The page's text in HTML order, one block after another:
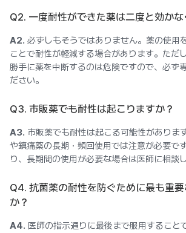
Q2. 一度耐性ができた薬は二度と効かな
A2. 必ずしもそうではありません。薬の使用
ことで耐性が軽減する場合があります。ただ
勝手に薬を中断するのは危険ですので、必ず
ださい。
Q3. 市販薬でも耐性は起こりますか？
A3. 市販薬でも耐性は起こる可能性がありま
や鎮痛薬の長期・頻回使用では注意が必要で
り、長期間の使用が必要な場合は医師に相談
Q4. 抗菌薬の耐性を防ぐために最も重
か？
A4. 医師の指示通りに最後まで服用すること